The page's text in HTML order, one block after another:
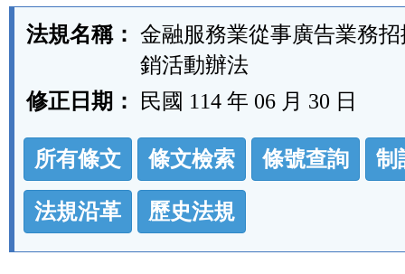
法規名稱： 金融服務業從事廣告業務
銷活動辦法
修正日期：
民國 114 年 06 月 30 日
法
規
功
能
按
所有條文 條文檢索 條號查詢 制
法規沿革 歷史法規